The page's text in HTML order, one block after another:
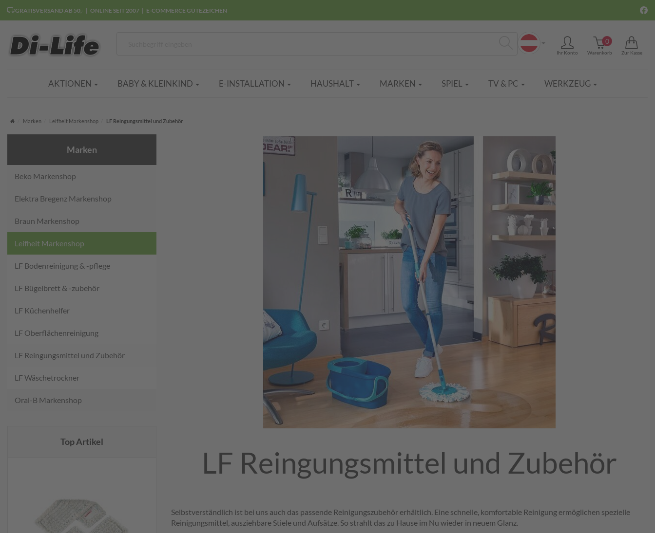
GRATISVERSAND AB 50,- ONLINE SEIT 2007 E-COMMERCE GÜTEZEICHEN
Suchen Ihr Konto Warenkorb
0
Zur Kasse
AKTIONEN BABY & KLEINKIND E-INSTALLATION HAUSHALT MARKEN SPIEL TV & PC WERKZEUG
Startseite
Marken Leifheit Markenshop LF Reingungsmittel und Zubehör
Marken
Beko Markenshop
Elektra Bregenz Markenshop
Braun Markenshop
Leifheit Markenshop
LF Bodenreinigung & -pflege
LF Bügelbrett & -zubehör
LF Küchenhelfer
LF Oberflächenreinigung
LF Reingungsmittel und Zubehör
LF Wäschetrockner
Oral-B Markenshop
Top Artikel
LF Reingungsmittel und Zubehör
Selbstverständlich ist bei uns auch das passende Reinigungszubehör erhältlich. Eine schnelle, komfortable Reinigung ermöglichen spezielle
Reinigungsmittel, ausziehbare Stiele und Aufsätze. So strahlt das zu Hause im Nu wieder in neuem Glanz.